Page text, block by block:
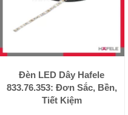
Đèn LED Dây Hafele
833.76.353: Đơn Sắc, Bền,
Tiết Kiệm